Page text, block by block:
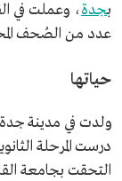
تاريخ الميلاد
مكان الميلاد
بجدة، وعملت في
عدد من الصُحف
حياتها
ولدت في مدينة
التحقت بجامعة